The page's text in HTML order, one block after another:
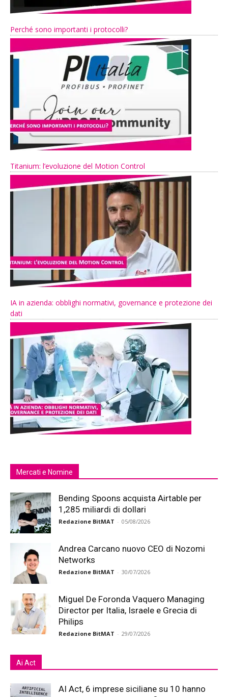
Perché sono importanti i protocolli?
Titanium: l’evoluzione del Motion Control
IA in azienda: obblighi normativi, governance e protezione dei
dati
Mercati e Nomine
Bending Spoons acquista Airtable per
1,285 miliardi di dollari
Redazione BitMAT - 05/08/2026
Andrea Carcano nuovo CEO di Nozomi
Networks
Redazione BitMAT - 30/07/2026
Miguel De Foronda Vaquero Managing
Director per Italia, Israele e Grecia di
Philips
Redazione BitMAT - 29/07/2026
Ai Act
AI Act, 6 imprese siciliane su 10 hanno